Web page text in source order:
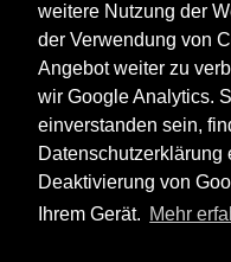
weitere Nutzung der
der Verwendung von
Angebot weiter zu
wir Google Analytics.
einverstanden sein,
Datenschutzerklärung
Deaktivierung von
Ihrem Gerät. Mehr
Zulassung zur
Search for: